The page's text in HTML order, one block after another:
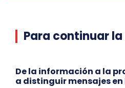
Para continuar
De la información a la
a distinguir mensajes